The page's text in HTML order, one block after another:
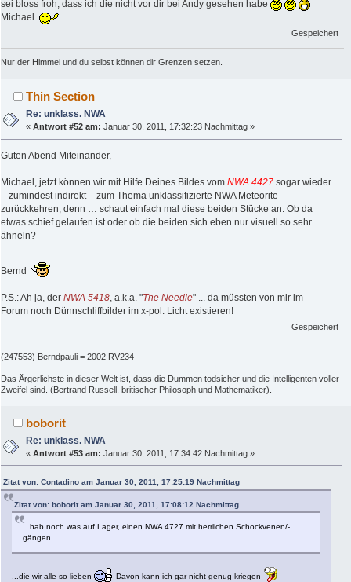
sei bloss froh, dass ich die nicht vor dir bei Andy gesehen habe
Michael
Gespeichert
Nur der Himmel und du selbst können dir Grenzen setzen.
Thin Section
Re: unklass. NWA
«Antwort #52 am: Januar 30, 2011, 17:32:23 Nachmittag »
Guten Abend Miteinander,
Michael, jetzt können wir mit Hilfe Deines Bildes vom NWA 4427 sogar wieder
– zumindest indirekt – zum Thema unklassifizierte NWA Meteorite
zurückkehren, denn … schaut einfach mal diese beiden Stücke an. Ob da
etwas schief gelaufen ist oder ob die beiden sich eben nur visuell so sehr
ähneln?
Bernd
P.S.: Ah ja, der NWA 5418, a.k.a. "The Needle" ... da müssten von mir im
Forum noch Dünnschliffbilder im x-pol. Licht existieren!
Gespeichert
(247553) Berndpauli = 2002 RV234
Das Ärgerlichste in dieser Welt ist, dass die Dummen todsicher und die Intelligenten voller
Zweifel sind. (Bertrand Russell, britischer Philosoph und Mathematiker).
boborit
Re: unklass. NWA
«Antwort #53 am: Januar 30, 2011, 17:34:42 Nachmittag »
Zitat von: Contadino am Januar 30, 2011, 17:25:19 Nachmittag
Zitat von: boborit am Januar 30, 2011, 17:08:12 Nachmittag
...hab noch was auf Lager, einen NWA 4727 mit herrlichen Schockvenen/-
gängen
...die wir alle so lieben Davon kann ich gar nicht genug kriegen